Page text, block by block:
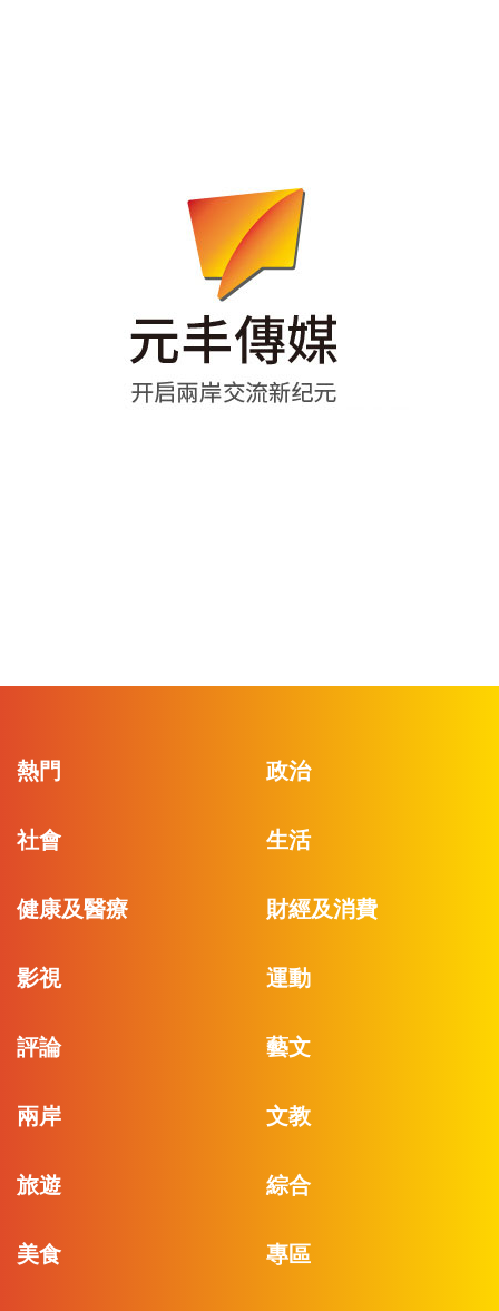
熱門 政治
社會 生活
健康及醫療 財經及消費
影視 運動
評論 藝文
兩岸 文教
旅遊 綜合
美食 專區